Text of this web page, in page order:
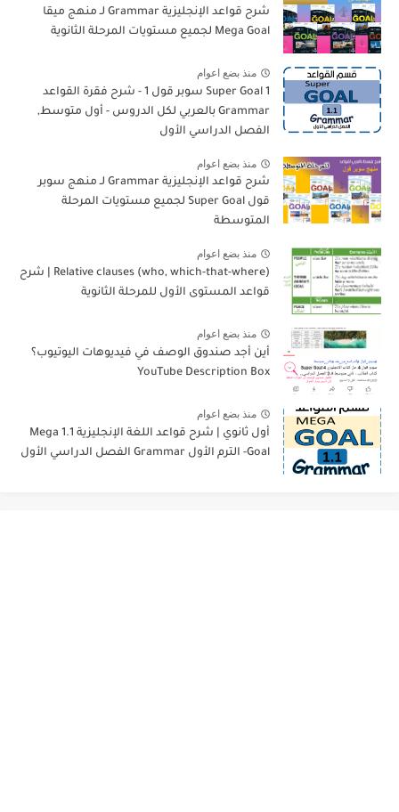
شرح قواعد الإنجليزية Grammar لـ منهج ميقا
Mega Goal لجميع مستويات المرحلة الثانوية
منذ بضع اعوام
Super Goal 1 سوبر قول 1 - شرح فقرة القواعد
Grammar بالعربي لكل الدروس - أول متوسط,
الفصل الدراسي الأول
منذ بضع اعوام
شرح قواعد الإنجليزية Grammar لـ منهج سوبر
قول Super Goal لجميع مستويات المرحلة
المتوسطة
منذ بضع اعوام
Relative clauses (who, which-that-where) | شرح
قواعد المستوى الأول للمرحلة الثانوية
منذ بضع اعوام
أين أجد صندوق الوصف في فيديوهات اليوتيوب؟
YouTube Description Box
منذ بضع اعوام
أول ثانوي | شرح قواعد اللغة الإنجليزية 1.1 Mega
Goal- الترم الأول Grammar الفصل الدراسي الأول